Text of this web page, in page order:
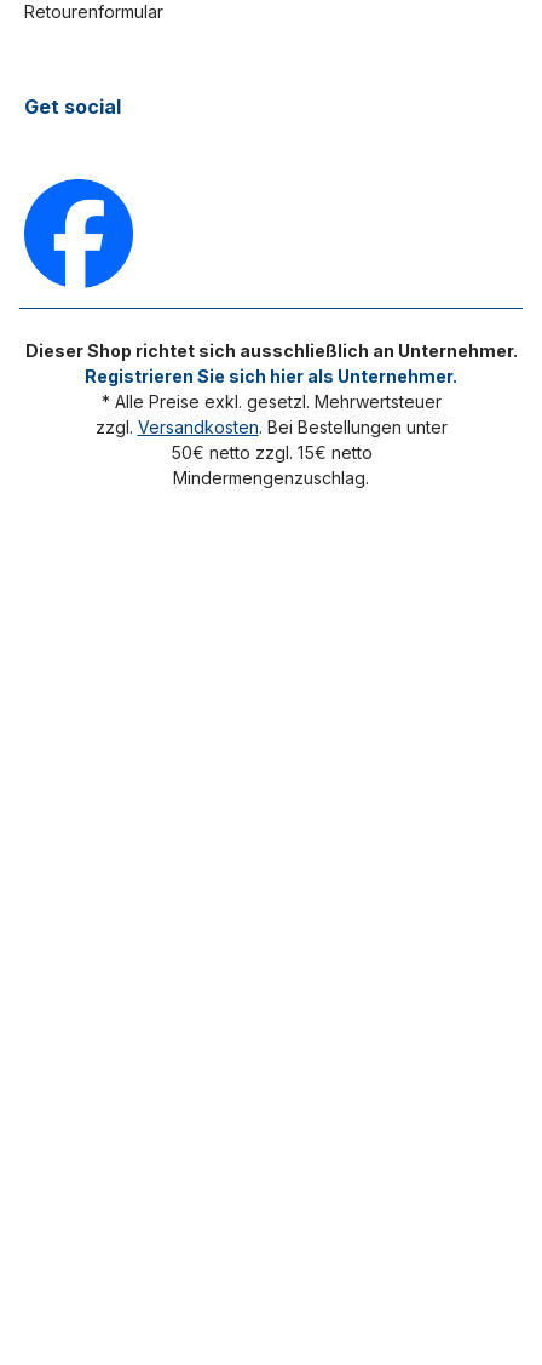
Retourenformular
Get social
Dieser Shop richtet sich ausschließlich an Unternehmer.
Registrieren Sie sich hier als Unternehmer.
* Alle Preise exkl. gesetzl. Mehrwertsteuer
zzgl. Versandkosten. Bei Bestellungen unter
50€ netto zzgl. 15€ netto
Mindermengenzuschlag.